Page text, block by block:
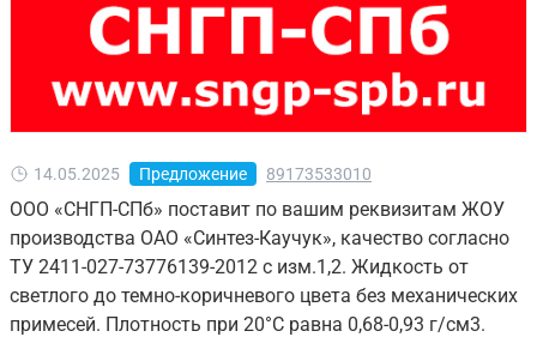
14.05.2025 Предложение 89173533010
ООО «СНГП-СПб» поставит по вашим реквизитам ЖОУ
производства ОАО «Синтез-Каучук», качество согласно
ТУ 2411-027-73776139-2012 с изм.1,2. Жидкость от
светлого до темно-коричневого цвета без механических
примесей. Плотность при 20°С равна 0,68-0,93 г/см3.